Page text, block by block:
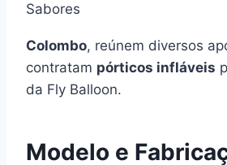
Sabores
Colombo, reúnem diversos
contratam pórticos infláveis
da Fly Balloon.
Modelo e